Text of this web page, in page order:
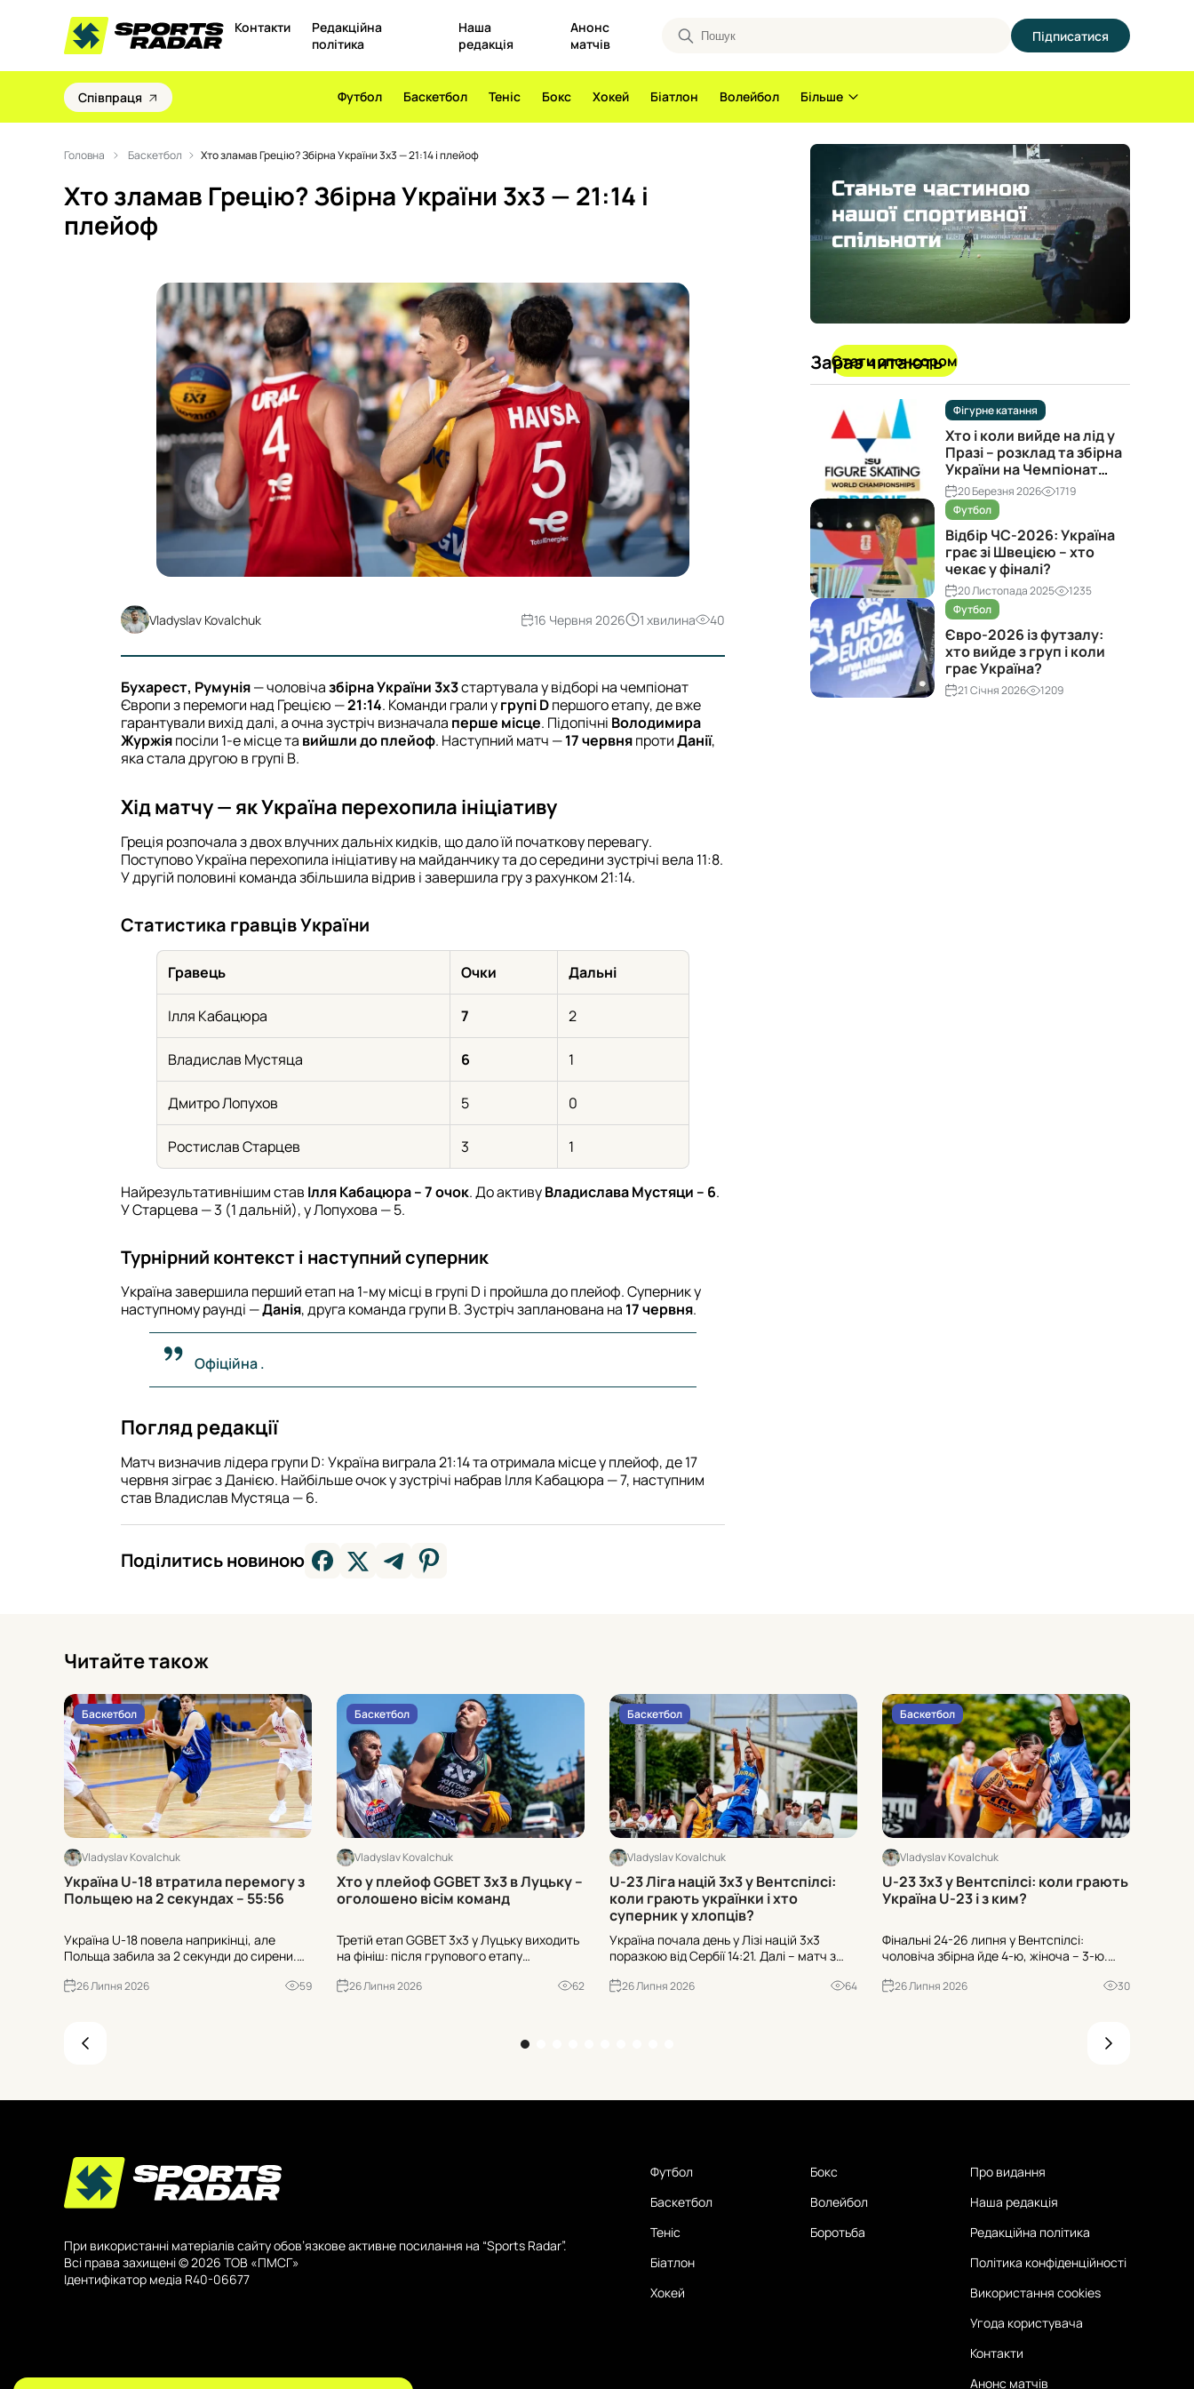
Контакти
Редакційна
політика
Наша
редакція
Анонс
матчів
Підписатися
Співпраця Футбол Баскетбол Теніс Бокс Хокей Біатлон Волейбол Більше
Стати спонсором
Головна Баскетбол Хто зламав Грецію? Збірна України 3х3 — 21:14 і плейоф
Хто зламав Грецію? Збірна України 3х3 — 21:14 і
плейоф
Vladyslav Kovalchuk 1 хвилина 40
16 Червня 2026
Бухарест, Румунія— чоловічазбірна України 3х3стартувала у відборі на чемпіонат
Європи з перемоги над Грецією —21:14. Команди грали угрупі Dпершого етапу, де вже
гарантували вихід далі, а очна зустріч визначала перше місце. Підопічні Володимира
Журжіяпосіли 1-е місце та вийшли до плейоф. Наступний матч —17 червняпротиДанії,
яка стала другою в групі B.
Хід матчу — як Україна перехопила ініціативу
Греція розпочала з двох влучних дальніх кидків, що дало їй початкову перевагу.
Поступово Україна перехопила ініціативу на майданчику та до середини зустрічі вела 11:8.
У другій половині команда збільшила відрив і завершила гру з рахунком 21:14.
Статистика гравців України
Гравець Очки Дальні
Ілля Кабацюра 7 2
Владислав Мустяца 6 1
Дмитро Лопухов 5 0
Ростислав Старцев 3 1
Найрезультативнішим став Ілля Кабацюра – 7 очок. До активуВладислава Мустяци – 6.
У Старцева — 3 (1 дальній), у Лопухова — 5.
Турнірний контекст і наступний суперник
Україна завершила перший етап на 1-му місці в групі D і пройшла до плейоф. Суперник у
наступному раунді —Данія, друга команда групи B. Зустріч запланована на 17 червня.
Офіційна .
Погляд редакції
Матч визначив лідера групи D: Україна виграла 21:14 та отримала місце у плейоф, де 17
червня зіграє з Данією. Найбільше очок у зустрічі набрав Ілля Кабацюра — 7, наступним
став Владислав Мустяца — 6.
Поділитись новиною
Зараз читають
Фігурне катання
Хто і коли вийде на лід у
Празі – розклад та збірна
України на Чемпіонат
світу з фігурного катання
2026
20 Березня 2026
1719
Футбол
Відбір ЧС-2026: Україна
грає зі Швецією – хто
чекає у фіналі?
20 Листопада 2025
1235
Футбол
Євро-2026 із футзалу:
хто вийде з груп і коли
грає Україна?
21 Січня 2026 1209
Читайте також
Баскетбол
Vladyslav Kovalchuk
Україна U-18 втратила перемогу з
Польщею на 2 секундах – 55:56
Україна U-18 повела наприкінці, але
Польща забила за 2 секунди до сирени.
суперника. Чи зіграли роль 21 втрата та
26 Липня 2026 59
Баскетбол
Vladyslav Kovalchuk
Хто у плейоф GGBET 3х3 в Луцьку –
оголошено вісім команд
Третій етап GGBET 3х3 у Луцьку виходить
на фініш: після групового етапу
Хто пройшов далі та де дивитись
26 Липня 2026 62
Баскетбол
Vladyslav Kovalchuk
U-23 Ліга націй 3х3 у Вентспілсі:
коли грають українки і хто
суперник у хлопців?
Україна почала день у Лізі націй 3х3
поразкою від Сербії 14:21. Далі – матч з
Швейцарією та Польщею: старт 12:40 і
26 Липня 2026 64
Баскетбол
Vladyslav Kovalchuk
U-23 3х3 у Вентспілсі: коли грають
Україна U-23 і з ким?
Фінальні 24-26 липня у Вентспілсі:
чоловіча збірна йде 4-ю, жіноча – 3-ю.
6-му стопі Ліги націй з баскетболу 3х3 U-
26 Липня 2026 30
При використанні матеріалів сайту обов’язкове активне посилання на “Sports Radar”.
Всі права захищені © 2026 ТОВ «ПМСГ»
Ідентифікатор медіа R40-06677
Футбол
Баскетбол
Теніс
Біатлон
Хокей
Бокс
Волейбол
Боротьба
Про видання
Наша редакція
Редакційна політика
Політика конфіденційності
Використання cookies
Угода користувача
Контакти
Анонс матчів